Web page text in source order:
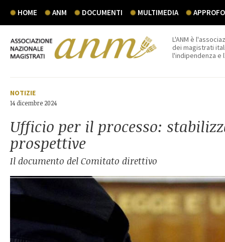
HOME ANM DOCUMENTI MULTIMEDIA
L'ANM è
dei magistrati
l'indipendenza e
NOTIZIE
14 dicembre 2024
Ufficio per il processo:
prospettive
Il documento del Comitato direttivo